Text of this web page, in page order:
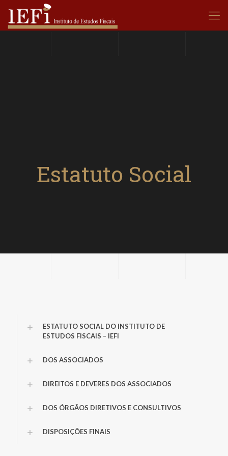
Estatuto Social
ESTATUTO SOCIAL DO INSTITUTO DE
ESTUDOS FISCAIS – IEFI
DOS ASSOCIADOS
DIREITOS E DEVERES DOS ASSOCIADOS
DOS ÓRGÃOS DIRETIVOS E CONSULTIVOS
DISPOSIÇÕES FINAIS